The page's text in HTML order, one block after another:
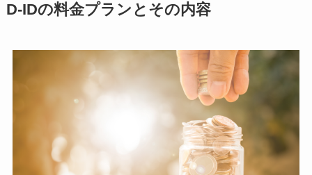
D-IDの料金プランとその内容